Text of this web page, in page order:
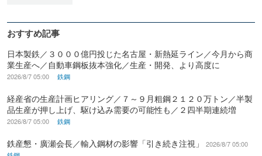
おすすめ記事
日本製鉄／３０００億円投じた名古屋・新熱延ライン／今月から商
業生産へ／自動車鋼板抜本強化／生産・開発、より高度に
2026/8/7 05:00 鉄鋼
経産省の生産計画ヒアリング／７～９月粗鋼２１２０万トン／半製
品生産が押し上げ、駆け込み需要の可能性も／２四半期連続増
2026/8/7 05:00 鉄鋼
鉄産懇・廣瀬会長／輸入鋼材の影響「引き続き注視」
2026/8/7 05:00